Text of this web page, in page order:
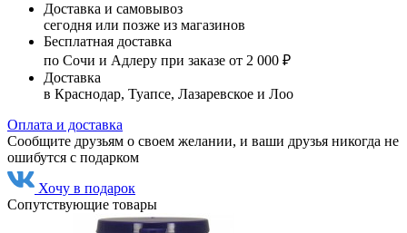
Доставка и самовывоз
сегодня или позже из магазинов
Бесплатная доставка
по Сочи и Адлеру при заказе от 2 000 ₽
Доставка
в Краснодар, Туапсе, Лазаревское и Лоо
Оплата и доставка
Сообщите друзьям о своем желании, и ваши друзья никогда не
ошибутся с подарком
Хочу в подарок
Сопутствующие товары